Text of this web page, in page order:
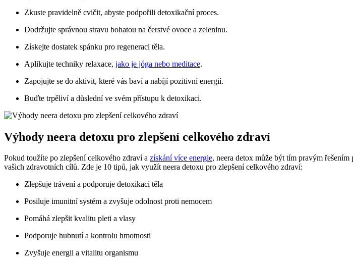
Zkuste pravidelně cvičit, abyste podpořili detoxikační proces.
Dodržujte správnou stravu bohatou na čerstvé ovoce a zeleninu.
Získejte dostatek spánku pro regeneraci těla.
Aplikujte techniky relaxace, jako je jóga nebo meditace.
Zapojujte se do aktivit, které vás baví a nabíjí pozitivní energií.
Buďte trpěliví a důslední ve svém přístupu k detoxikaci.
Výhody neera detoxu pro zlepšení celkového zdraví
Pokud toužíte po zlepšení celkového zdraví a získání více energie, neera detox může být tím pravým
vašich zdravotních cílů. Zde je 10 tipů, jak využít neera detoxu pro zlepšení celkového zdraví:
Zlepšuje trávení a podporuje detoxikaci těla
Posiluje imunitní systém a zvyšuje odolnost proti nemocem
Pomáhá zlepšit kvalitu pleti a vlasy
Podporuje hubnutí a kontrolu hmotnosti
Zvyšuje energii a vitalitu organismu